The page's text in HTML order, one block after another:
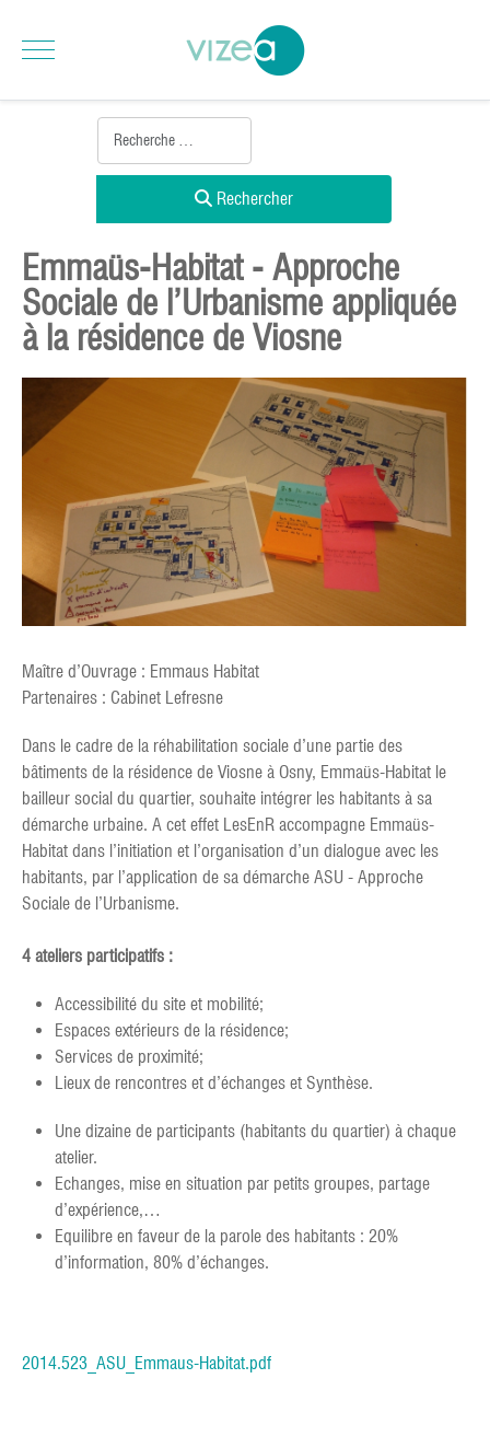
Rechercher
Emmaüs-Habitat - Approche
Sociale de l’Urbanisme appliquée
à la résidence de Viosne
Maître d’Ouvrage : Emmaus Habitat
Partenaires : Cabinet Lefresne
Dans le cadre de la réhabilitation sociale d’une partie des
bâtiments de la résidence de Viosne à Osny, Emmaüs-Habitat le
bailleur social du quartier, souhaite intégrer les habitants à sa
démarche urbaine. A cet effet LesEnR accompagne Emmaüs-
Habitat dans l’initiation et l’organisation d’un dialogue avec les
habitants, par l’application de sa démarche ASU - Approche
Sociale de l’Urbanisme.
4 ateliers participatifs :
Accessibilité du site et mobilité;
Espaces extérieurs de la résidence;
Services de proximité;
Lieux de rencontres et d’échanges et Synthèse.
Une dizaine de participants (habitants du quartier) à chaque
atelier.
Echanges, mise en situation par petits groupes, partage
d’expérience,…
Equilibre en faveur de la parole des habitants : 20%
d’information, 80% d’échanges.
2014.523_ASU_Emmaus-Habitat.pdf